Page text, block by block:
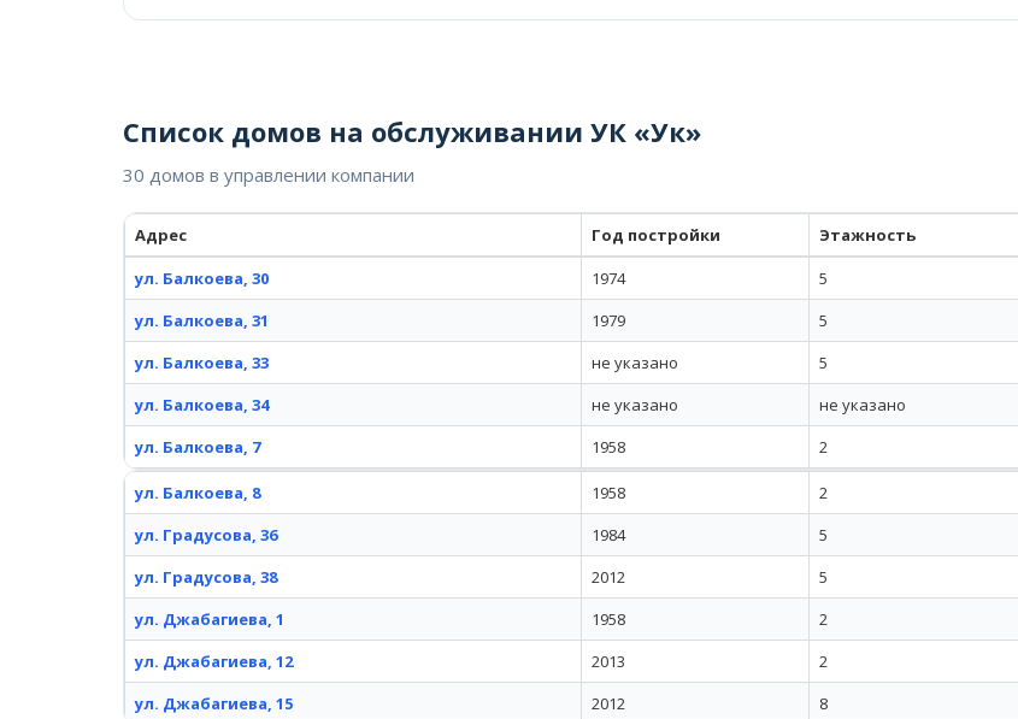
Список домов на обслуживании УК «Ук»
30 домов в управлении компании
Адрес Год постройки Этажность
ул. Балкоева, 30
1974 5
ул. Балкоева, 31
1979 5
ул. Балкоева, 33
не указано 5
ул. Балкоева, 34
не указано не указано
ул. Балкоева, 7
1958 2
ул. Балкоева, 8 1958 2
ул. Градусова, 36
1984 5
ул. Градусова, 38
2012 5
ул. Джабагиева, 1
1958 2
ул. Джабагиева, 12
2013 2
ул. Джабагиева, 15
2012 8